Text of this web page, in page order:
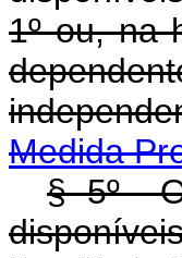
1ºou, na
Medida
§ 5º